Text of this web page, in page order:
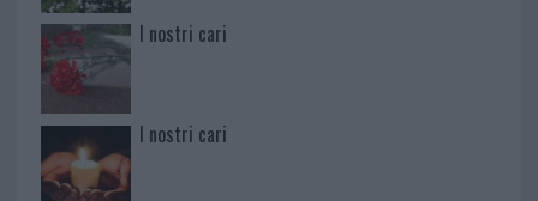
I nostri cari
I nostri cari